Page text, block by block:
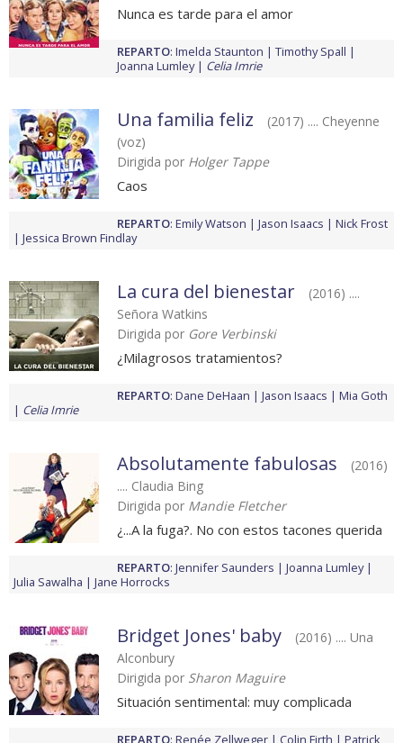
Nunca es tarde para el amor
REPARTO: Imelda Staunton
Timothy Spall
Joanna Lumley
Celia Imrie
Una familia feliz
(2017) .... Cheyenne
(voz)
Dirigida por Holger Tappe
Caos
REPARTO: Emily Watson Jason Isaacs
Nick Frost
Jessica Brown Findlay
La cura del bienestar
(2016) ....
Señora Watkins
Dirigida por Gore Verbinski
¿Milagrosos tratamientos?
REPARTO: Dane DeHaan Jason Isaacs
Mia Goth
Celia Imrie
Absolutamente fabulosas
(2016)
.... Claudia Bing
Dirigida por Mandie Fletcher
¿...A la fuga?. No con estos tacones querida
REPARTO: Jennifer Saunders
Joanna Lumley
Julia Sawalha
Jane Horrocks
Bridget Jones' baby
(2016) .... Una
Alconbury
Dirigida por Sharon Maguire
Situación sentimental: muy complicada
REPARTO: Renée Zellweger Colin Firth Patrick